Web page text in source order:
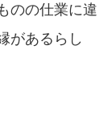
のの仕業に違
があるらし